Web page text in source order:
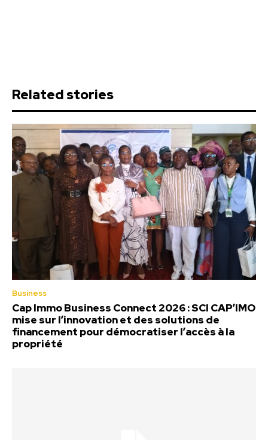
Related stories
Business
Cap Immo Business Connect 2026 : SCI CAP’IMO
mise sur l’innovation et des solutions de
financement pour démocratiser l’accès à la
propriété